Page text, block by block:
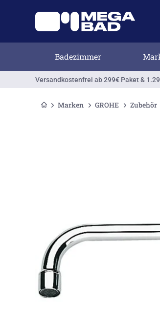
Badezimmer
Versandkostenfrei ab 299€ Paket &
Marken GROHE Zubehör